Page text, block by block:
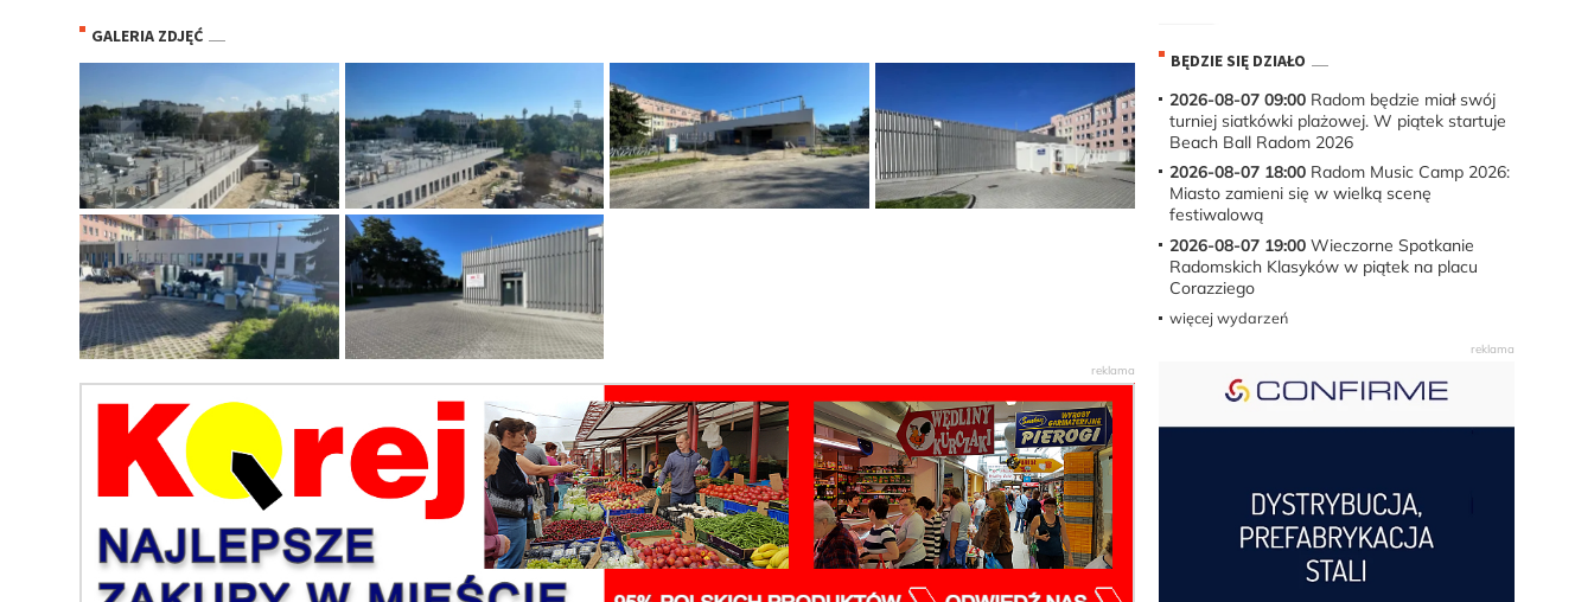
GALERIA ZDJĘĆ
BĘDZIE SIĘ DZIAŁO
2026-08-07 09:00Radom będzie miał swój
turniej siatkówki plażowej. W piątek startuje
Beach Ball Radom 2026
2026-08-07 18:00Radom Music Camp 2026:
Miasto zamieni się w wielką scenę
festiwalową
2026-08-07 19:00Wieczorne Spotkanie
Radomskich Klasyków w piątek na placu
Corazziego
więcej wydarzeń